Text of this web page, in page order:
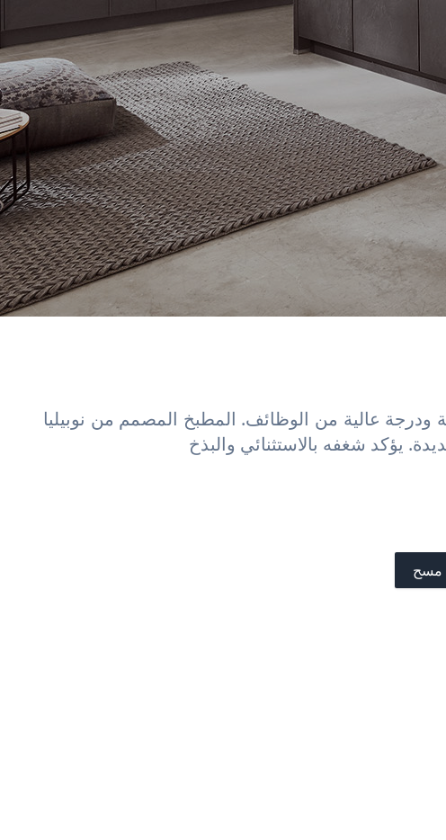
ودرجة عالية من الوظائف. المطبخ المصمم من نوبيليا
يؤكد شغفه بالاستثنائي والبذخ
مسح